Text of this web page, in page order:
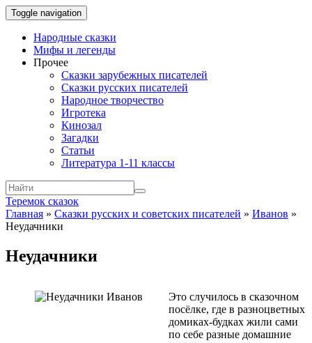
Toggle navigation
Народные сказки
Мифы и легенды
Прочее
Сказки зарубежных писателей
Сказки русских писателей
Народное творчество
Игротека
Кинозал
Загадки
Статьи
Литература 1-11 классы
Теремок сказок
Главная » Сказки русских и советских писателей » Иванов »
Неудачники
Неудачники
Это случилось в сказочном
посёлке, где в разноцветных
домиках-будках жили сами
по себе разные домашние